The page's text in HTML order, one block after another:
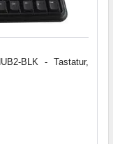
BLK - Tastatur,